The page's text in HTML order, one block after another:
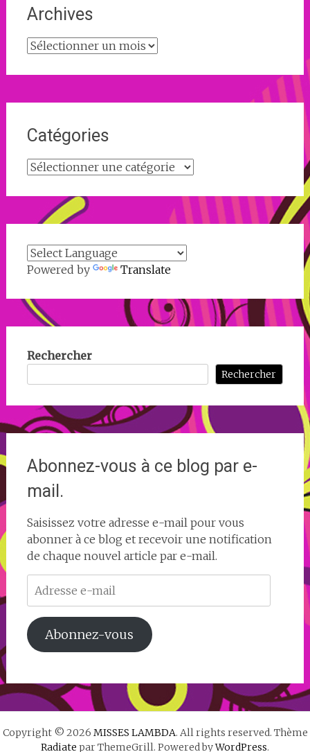
Archives
Archives
Catégories
Catégories
Powered by Translate
Rechercher
Rechercher
Abonnez-vous à ce blog par e-
mail.
Saisissez votre adresse e-mail pour vous
abonner à ce blog et recevoir une notification
de chaque nouvel article par e-mail.
Adresse
e-
mail
Abonnez-vous
Copyright © 2026 MISSES LAMBDA. All rights reserved. Thème
Radiate par ThemeGrill. Powered byWordPress.